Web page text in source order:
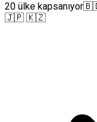
20 ülke kapsanıyor
🇯🇵 🇰🇿